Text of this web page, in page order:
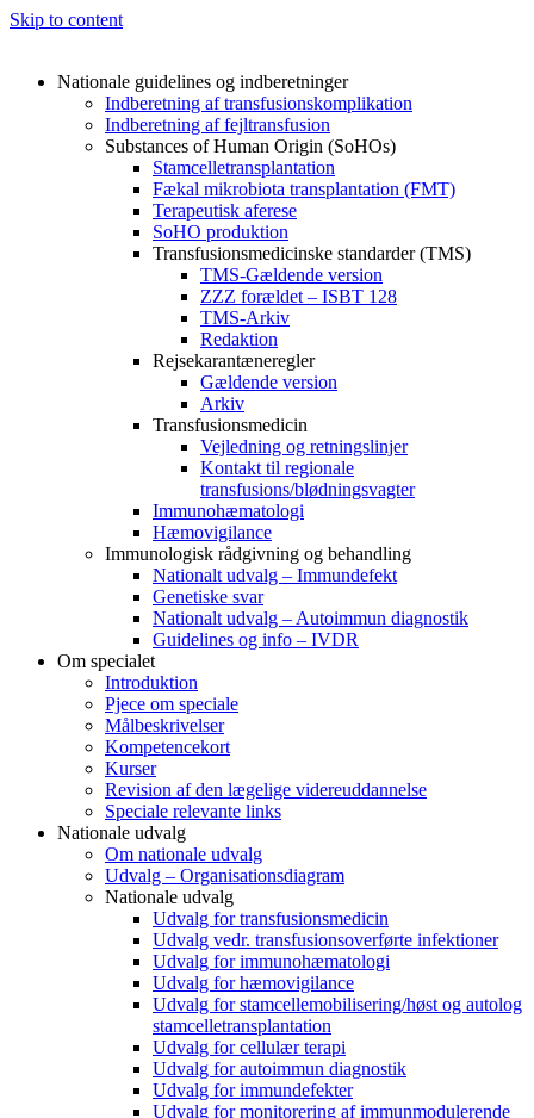
Skip to content
Nationale guidelines og indberetninger
Indberetning af transfusionskomplikation
Indberetning af fejltransfusion
Substances of Human Origin (SoHOs)
Stamcelletransplantation
Fækal mikrobiota transplantation (FMT)
Terapeutisk aferese
SoHO produktion
Transfusionsmedicinske standarder (TMS)
TMS-Gældende version
ZZZ forældet – ISBT 128
TMS-Arkiv
Redaktion
Rejsekarantæneregler
Gældende version
Arkiv
Transfusionsmedicin
Vejledning og retningslinjer
Kontakt til regionale
transfusions/blødningsvagter
Immunohæmatologi
Hæmovigilance
Immunologisk rådgivning og behandling
Nationalt udvalg – Immundefekt
Genetiske svar
Nationalt udvalg – Autoimmun diagnostik
Guidelines og info – IVDR
Om specialet
Introduktion
Pjece om speciale
Målbeskrivelser
Kompetencekort
Kurser
Revision af den lægelige videreuddannelse
Speciale relevante links
Nationale udvalg
Om nationale udvalg
Udvalg – Organisationsdiagram
Nationale udvalg
Udvalg for transfusionsmedicin
Udvalg vedr. transfusionsoverførte infektioner
Udvalg for immunohæmatologi
Udvalg for hæmovigilance
Udvalg for stamcellemobilisering/høst og autolog
stamcelletransplantation
Udvalg for cellulær terapi
Udvalg for autoimmun diagnostik
Udvalg for immundefekter
Udvalg for monitorering af immunmodulerende